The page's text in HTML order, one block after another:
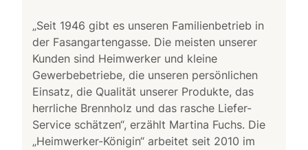
„Seit 1946 gibt es unseren Familienbetrieb in
der Fasangartengasse. Die meisten unserer
Kunden sind Heimwerker und kleine
Gewerbebetriebe, die unseren persönlichen
Einsatz, die Qualität unserer Produkte, das
herrliche Brennholz und das rasche Liefer-
Service schätzen“, erzählt Martina Fuchs. Die
„Heimwerker-Königin“ arbeitet seit 2010 im